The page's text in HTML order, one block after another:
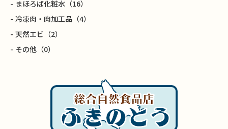
まほろば化粧水 （16）
冷凍肉・肉加工品 （4）
天然エビ （2）
その他 （0）